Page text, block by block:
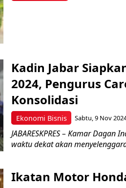
Ekonomi Bisnis
Kadin Jabar
2024, Pengurus
Konsolidasi
Sabtu, 9 Nov
JABARESKPRES – Kamar
waktu dekat akan
Ikatan Motor